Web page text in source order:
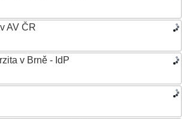
AV ČR
v Brně - IdP